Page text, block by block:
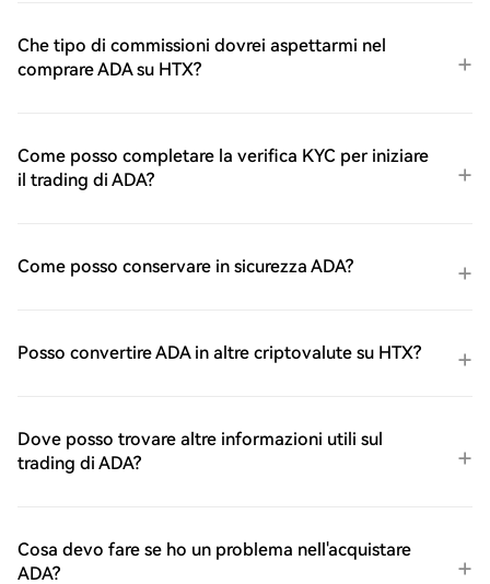
Che tipo di commissioni dovrei aspettarmi nel
comprare ADA su HTX?
Come posso completare la verifica KYC per iniziare
il trading di ADA?
Come posso conservare in sicurezza ADA?
Posso convertire ADA in altre criptovalute su HTX?
Dove posso trovare altre informazioni utili sul
trading di ADA?
Cosa devo fare se ho un problema nell'acquistare
ADA?